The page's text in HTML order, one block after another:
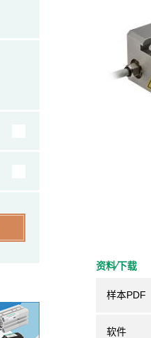
资料⁄下载
样本PDF
软件